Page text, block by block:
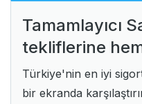
Tamamlayıcı
tekliflerine
Türkiye'nin en iyi
bir ekranda